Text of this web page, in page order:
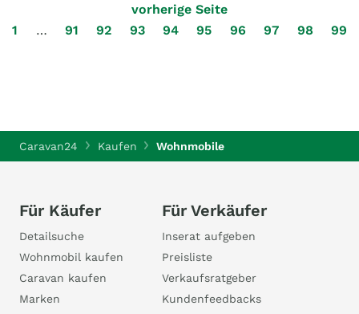
vorherige Seite
1
… 91 92 93 94 95 96 97 98 99
Caravan24 Kaufen Wohnmobile
Für Käufer
Detailsuche
Wohnmobil kaufen
Caravan kaufen
Marken
Für Verkäufer
Inserat aufgeben
Preisliste
Verkaufsratgeber
Kundenfeedbacks